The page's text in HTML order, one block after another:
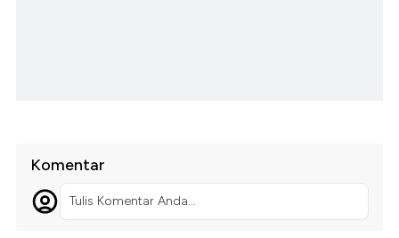
Komentar
Tulis Komentar Anda...